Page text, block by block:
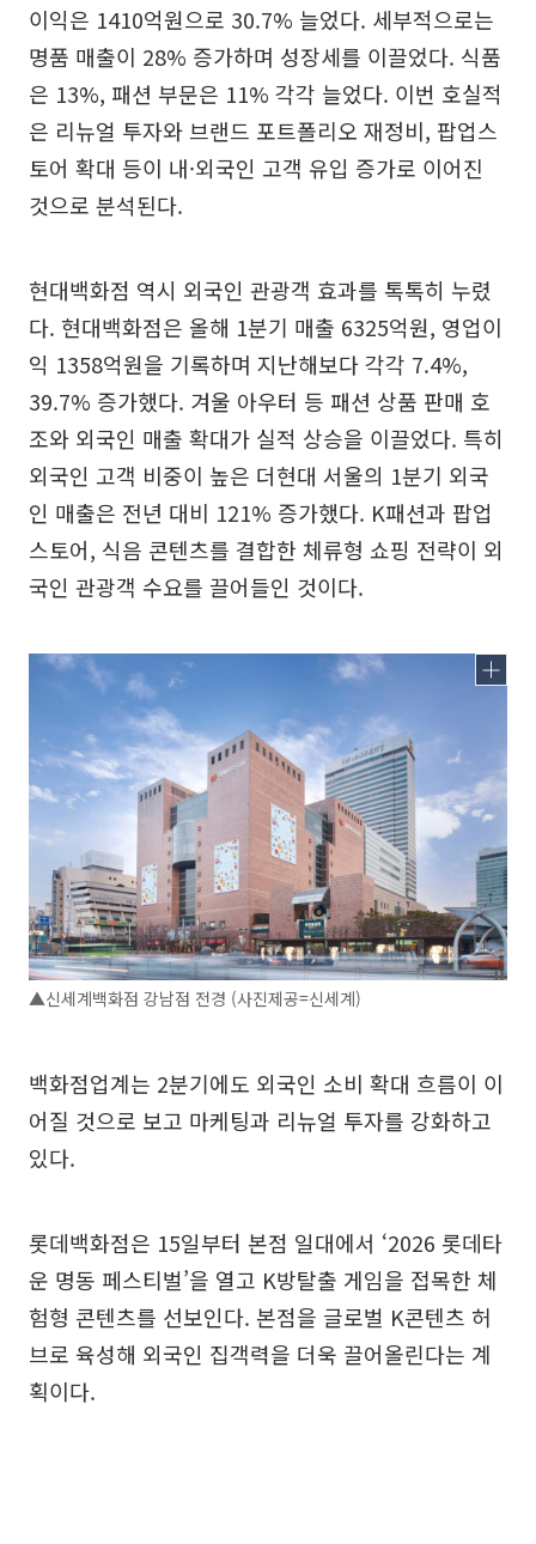
이익은 1410억원으로 30.7% 늘었다. 세부적으로는
명품 매출이 28% 증가하며 성장세를 이끌었다. 식품
은 13%, 패션 부문은 11% 각각 늘었다. 이번 호실적
은 리뉴얼 투자와 브랜드 포트폴리오 재정비, 팝업스
토어 확대 등이 내·외국인 고객 유입 증가로 이어진
것으로 분석된다.
현대백화점 역시 외국인 관광객 효과를 톡톡히 누렸
다. 현대백화점은 올해 1분기 매출 6325억원, 영업이
익 1358억원을 기록하며 지난해보다 각각 7.4%,
39.7% 증가했다. 겨울 아우터 등 패션 상품 판매 호
조와 외국인 매출 확대가 실적 상승을 이끌었다. 특히
외국인 고객 비중이 높은 더현대 서울의 1분기 외국
인 매출은 전년 대비 121% 증가했다. K패션과 팝업
스토어, 식음 콘텐츠를 결합한 체류형 쇼핑 전략이 외
국인 관광객 수요를 끌어들인 것이다.
▲신세계백화점 강남점 전경 (사진제공=신세계)
백화점업계는 2분기에도 외국인 소비 확대 흐름이 이
어질 것으로 보고 마케팅과 리뉴얼 투자를 강화하고
있다.
롯데백화점은 15일부터 본점 일대에서 ‘2026 롯데타
운 명동 페스티벌’을 열고 K방탈출 게임을 접목한 체
험형 콘텐츠를 선보인다. 본점을 글로벌 K콘텐츠 허
브로 육성해 외국인 집객력을 더욱 끌어올린다는 계
획이다.